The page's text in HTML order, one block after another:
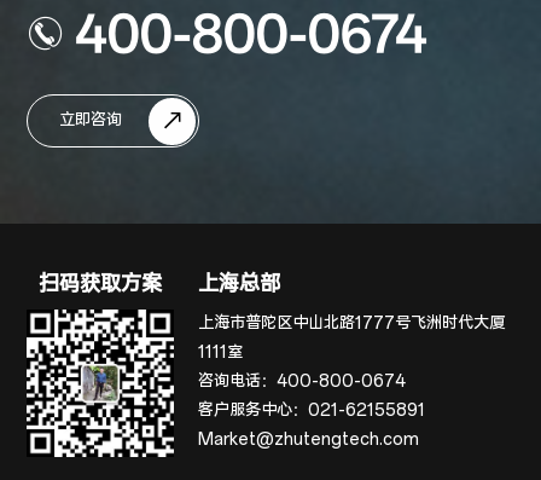
400-800-0674
立即咨询
扫码获取方案 上海总部
上海市普陀区中山北路1777号飞洲时代大厦
1111室
咨询电话：400-800-0674
客户服务中心：021-62155891
Market@zhutengtech.com